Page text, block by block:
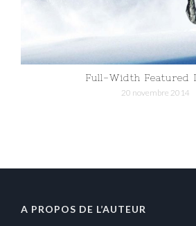
Full-Width Featured
20 novembre 2014
A PROPOS DE L’AUTEUR